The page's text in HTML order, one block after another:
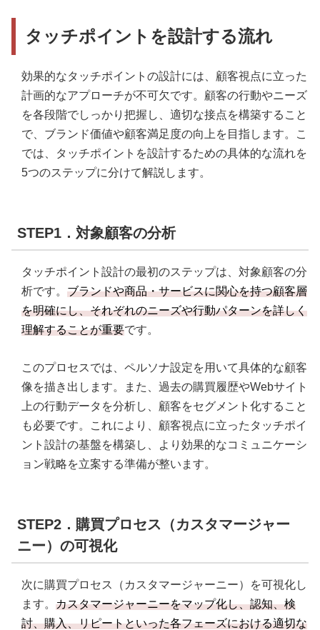
タッチポイントを設計する流れ
効果的なタッチポイントの設計には、顧客視点に立った
計画的なアプローチが不可欠です。顧客の行動やニーズ
を各段階でしっかり把握し、適切な接点を構築すること
で、ブランド価値や顧客満足度の向上を目指します。こ
では、タッチポイントを設計するための具体的な流れを
5つのステップに分けて解説します。
STEP1．対象顧客の分析
タッチポイント設計の最初のステップは、対象顧客の分
析です。 ブランドや商品・サービスに関心を持つ顧客層
を明確にし、それぞれのニーズや行動パターンを詳しく
理解することが重要です。
このプロセスでは、ペルソナ設定を用いて具体的な顧客
像を描き出します。また、過去の購買履歴やWebサイト
上の行動データを分析し、顧客をセグメント化すること
も必要です。これにより、顧客視点に立ったタッチポイ
ント設計の基盤を構築し、より効果的なコミュニケーシ
ョン戦略を立案する準備が整います。
STEP2．購買プロセス（カスタマージャー
ニー）の可視化
次に購買プロセス（カスタマージャーニー）を可視化し
ます。 カスタマージャーニーをマップ化し、認知、検
討、購入、リピートといった各フェーズにおける適切な